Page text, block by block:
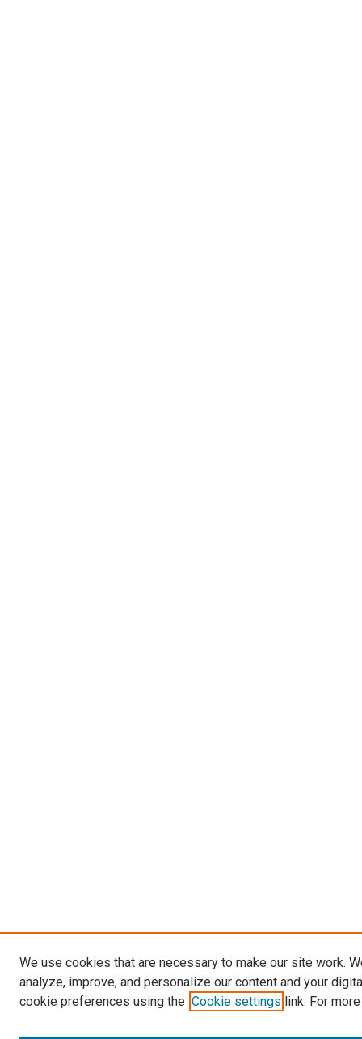
We use cookies that are necessary to make our site work.
analyze, improve, and personalize our content and your
cookie preferences using the Cookie settings link. For